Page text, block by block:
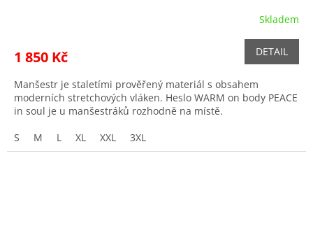
Skladem
1 850 Kč DETAIL
Manšestr je staletími prověřený materiál s obsahem
moderních stretchových vláken. Heslo WARM on body PEACE
in soul je u manšestráků rozhodně na místě.
S
M L XL XXL 3XL